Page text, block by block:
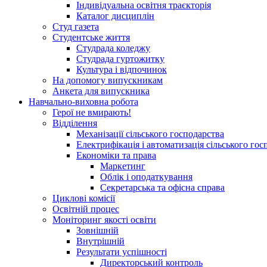
Індивідуальна освітня траєкторія
Каталог дисциплін
Студ газета
Студентське життя
Студрада коледжу
Студрада гуртожитку
Культура і відпочинок
На допомогу випускникам
Анкета для випускника
Навчально-виховна робота
Герої не вмирають!
Відділення
Механізації сільського господарства
Електрифікація і автоматизація сільського
Економіки та права
Маркетинг
Облік і оподаткування
Секретарська та офісна справа
Циклові комісії
Освітній процес
Моніторинг якості освіти
Зовнішній
Внутрішній
Результати успішності
Директорський контроль